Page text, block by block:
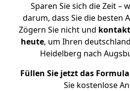
Sparen Sie sich die Zeit –
darum, dass Sie die besten
Zögern Sie nicht und
heute, um Ihren
Heidelberg nach
Füllen Sie jetzt das
Sie kostenlose